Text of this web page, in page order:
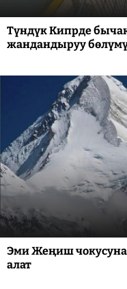
Түндүк Кипрде
жандандыруу
Эми Жеңиш чокусуна
алат